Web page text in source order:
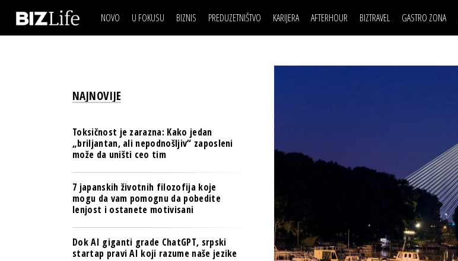
NOVO U FOKUSU BIZNIS
BANKE
TECH I AI
BIZNIS & SPORT
PULS REGIONA
NOVO NA RAFU
PREDUZETNIŠTVO KARIJERA AFTERHOUR BIZTRAVEL GASTRO ZONA
IZJAVA DANABIZNIS SCENA
BREND I KOMUNIKACIJE
OSIGURANJE
TECH I AI
PULS REGIONA
NOVO NA RAFU
POSAO
MOJ UGAO
FILM I SCENA
AUTO SVET
NAJNOVIJE
Toksičnost je zarazna: Kako jedan
„briljantan, ali nepodnošljiv“ zaposleni
može da uništi ceo tim
7 japanskih životnih filozofija koje
mogu da vam pomognu da pobedite
lenjost i ostanete motivisani
Dok AI giganti grade ChatGPT, srpski
startap pravi AI koji razume naše jezike